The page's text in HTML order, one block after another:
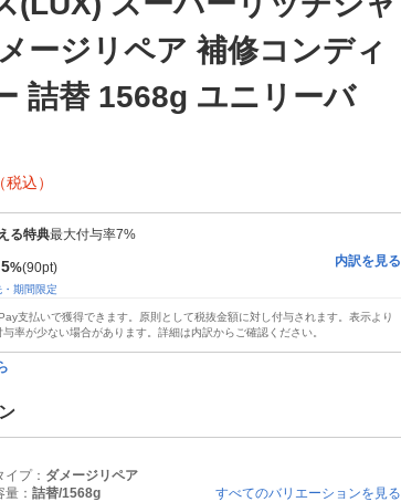
ージリペア 補修コンディ
詰替 1568g ユニリーバ
（税込）
る特典最大付与率7%
5%(90pt)
期間限定
内訳を見る
支払いで獲得できます。原則として税抜金額に対し付与されます。表示より
率が少ない場合があります。詳細は内訳からご確認ください。
イプ： ダメージリペア
量： 詰替/1568g
すべてのバリエーションを見る